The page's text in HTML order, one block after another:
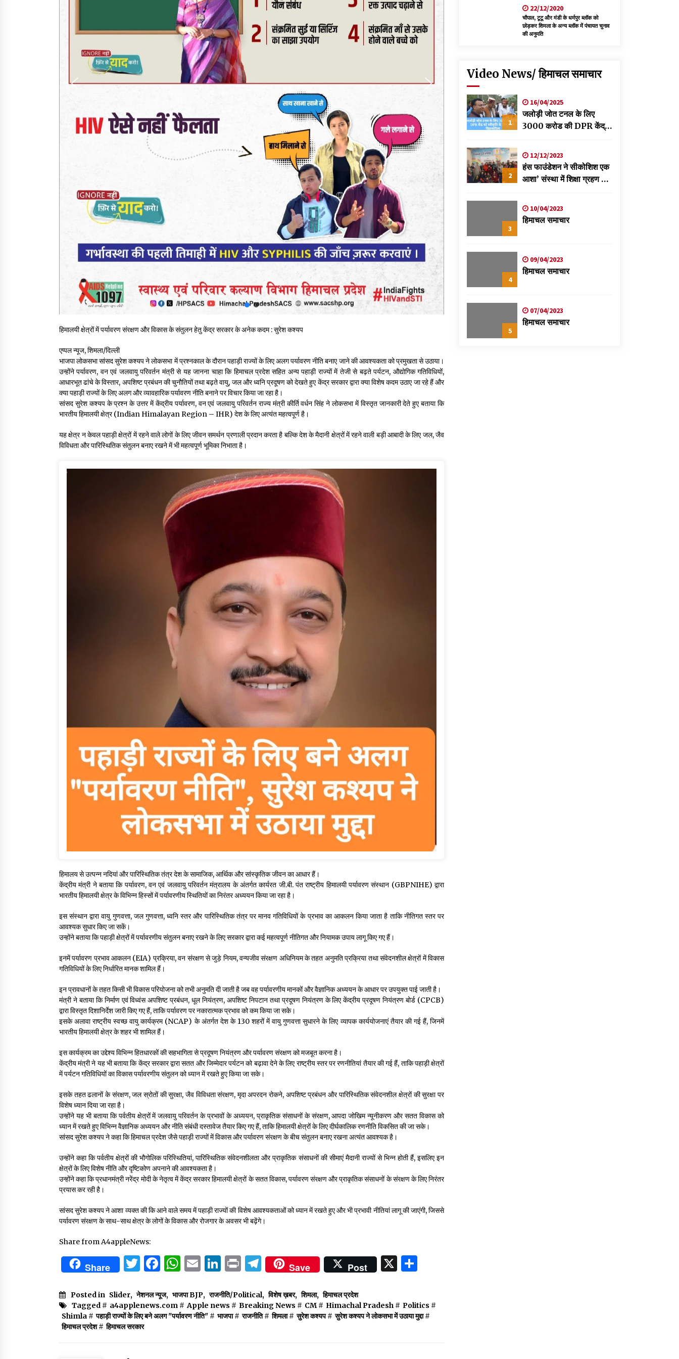
हिमालयी क्षेत्रों में पर्यावरण संरक्षण और विकास के संतुलन हेतु केंद्र सरकार के अनेक कदम : सुरेश कश्यप
एप्पल न्यूज, शिमला/दिल्ली
भाजपा लोकसभा सांसद सुरेश कश्यप ने लोकसभा में प्रश्नकाल के दौरान पहाड़ी राज्यों के लिए अलग पर्यावरण नीति बनाए जाने की आवश्यकता को प्रमुखता से उठाया।
उन्होंने पर्यावरण, वन एवं जलवायु परिवर्तन मंत्री से यह जानना चाहा कि हिमाचल प्रदेश सहित अन्य पहाड़ी राज्यों में तेजी से बढ़ते पर्यटन, औद्योगिक गतिविधियों,
आधारभूत ढांचे के विस्तार, अपशिष्ट प्रबंधन की चुनौतियों तथा बढ़ते वायु, जल और ध्वनि प्रदूषण को देखते हुए केंद्र सरकार द्वारा क्या विशेष कदम उठाए जा रहे हैं और
क्या पहाड़ी राज्यों के लिए अलग और व्यावहारिक पर्यावरण नीति बनाने पर विचार किया जा रहा है।
सांसद सुरेश कश्यप के प्रश्न के उत्तर में केंद्रीय पर्यावरण, वन एवं जलवायु परिवर्तन राज्य मंत्री कीर्ति वर्धन सिंह ने लोकसभा में विस्तृत जानकारी देते हुए बताया कि
भारतीय हिमालयी क्षेत्र (Indian Himalayan Region – IHR) देश के लिए अत्यंत महत्वपूर्ण है।
यह क्षेत्र न केवल पहाड़ी क्षेत्रों में रहने वाले लोगों के लिए जीवन समर्थन प्रणाली प्रदान करता है बल्कि देश के मैदानी क्षेत्रों में रहने वाली बड़ी आबादी के लिए जल, जैव
विविधता और पारिस्थितिक संतुलन बनाए रखने में भी महत्वपूर्ण भूमिका निभाता है।
हिमालय से उत्पन्न नदियां और पारिस्थितिक तंत्र देश के सामाजिक, आर्थिक और सांस्कृतिक जीवन का आधार हैं।
केंद्रीय मंत्री ने बताया कि पर्यावरण, वन एवं जलवायु परिवर्तन मंत्रालय के अंतर्गत कार्यरत जी.बी. पंत राष्ट्रीय हिमालयी पर्यावरण संस्थान (GBPNIHE) द्वारा
भारतीय हिमालयी क्षेत्र के विभिन्न हिस्सों में पर्यावरणीय स्थितियों का निरंतर अध्ययन किया जा रहा है।
इस संस्थान द्वारा वायु गुणवत्ता, जल गुणवत्ता, ध्वनि स्तर और पारिस्थितिक तंत्र पर मानव गतिविधियों के प्रभाव का आकलन किया जाता है ताकि नीतिगत स्तर पर
आवश्यक सुधार किए जा सकें।
उन्होंने बताया कि पहाड़ी क्षेत्रों में पर्यावरणीय संतुलन बनाए रखने के लिए सरकार द्वारा कई महत्वपूर्ण नीतिगत और नियामक उपाय लागू किए गए हैं।
इनमें पर्यावरण प्रभाव आकलन (EIA) प्रक्रिया, वन संरक्षण से जुड़े नियम, वन्यजीव संरक्षण अधिनियम के तहत अनुमति प्रक्रिया तथा संवेदनशील क्षेत्रों में विकास
गतिविधियों के लिए निर्धारित मानक शामिल हैं।
इन प्रावधानों के तहत किसी भी विकास परियोजना को तभी अनुमति दी जाती है जब वह पर्यावरणीय मानकों और वैज्ञानिक अध्ययन के आधार पर उपयुक्त पाई जाती है।
मंत्री ने बताया कि निर्माण एवं विध्वंस अपशिष्ट प्रबंधन, धूल नियंत्रण, अपशिष्ट निपटान तथा प्रदूषण नियंत्रण के लिए केंद्रीय प्रदूषण नियंत्रण बोर्ड (CPCB)
द्वारा विस्तृत दिशानिर्देश जारी किए गए हैं, ताकि पर्यावरण पर नकारात्मक प्रभाव को कम किया जा सके।
इसके अलावा राष्ट्रीय स्वच्छ वायु कार्यक्रम (NCAP) के अंतर्गत देश के 130 शहरों में वायु गुणवत्ता सुधारने के लिए व्यापक कार्ययोजनाएं तैयार की गई हैं, जिनमें
भारतीय हिमालयी क्षेत्र के शहर भी शामिल हैं।
इस कार्यक्रम का उद्देश्य विभिन्न हितधारकों की सहभागिता से प्रदूषण नियंत्रण और पर्यावरण संरक्षण को मजबूत करना है।
केंद्रीय मंत्री ने यह भी बताया कि केंद्र सरकार द्वारा सतत और जिम्मेदार पर्यटन को बढ़ावा देने के लिए राष्ट्रीय स्तर पर रणनीतियां तैयार की गई हैं, ताकि पहाड़ी क्षेत्रों
में पर्यटन गतिविधियों का विकास पर्यावरणीय संतुलन को ध्यान में रखते हुए किया जा सके।
इसके तहत ढलानों के संरक्षण, जल स्रोतों की सुरक्षा, जैव विविधता संरक्षण, मृदा अपरदन रोकने, अपशिष्ट प्रबंधन और पारिस्थितिक संवेदनशील क्षेत्रों की सुरक्षा पर
विशेष ध्यान दिया जा रहा है।
उन्होंने यह भी बताया कि पर्वतीय क्षेत्रों में जलवायु परिवर्तन के प्रभावों के अध्ययन, प्राकृतिक संसाधनों के संरक्षण, आपदा जोखिम न्यूनीकरण और सतत विकास को
ध्यान में रखते हुए विभिन्न वैज्ञानिक अध्ययन और नीति संबंधी दस्तावेज तैयार किए गए हैं, ताकि हिमालयी क्षेत्रों के लिए दीर्घकालिक रणनीति विकसित की जा सके।
सांसद सुरेश कश्यप ने कहा कि हिमाचल प्रदेश जैसे पहाड़ी राज्यों में विकास और पर्यावरण संरक्षण के बीच संतुलन बनाए रखना अत्यंत आवश्यक है।
उन्होंने कहा कि पर्वतीय क्षेत्रों की भौगोलिक परिस्थितियां, पारिस्थितिक संवेदनशीलता और प्राकृतिक संसाधनों की सीमाएं मैदानी राज्यों से भिन्न होती हैं, इसलिए इन
क्षेत्रों के लिए विशेष नीति और दृष्टिकोण अपनाने की आवश्यकता है।
उन्होंने कहा कि प्रधानमंत्री नरेंद्र मोदी के नेतृत्व में केंद्र सरकार हिमालयी क्षेत्रों के सतत विकास, पर्यावरण संरक्षण और प्राकृतिक संसाधनों के संरक्षण के लिए निरंतर
प्रयास कर रही है।
सांसद सुरेश कश्यप ने आशा व्यक्त की कि आने वाले समय में पहाड़ी राज्यों की विशेष आवश्यकताओं को ध्यान में रखते हुए और भी प्रभावी नीतियां लागू की जाएंगी, जिससे
पर्यावरण संरक्षण के साथ-साथ क्षेत्र के लोगों के विकास और रोजगार के अवसर भी बढ़ेंगे।
Share from A4appleNews:
Share Twitter
Facebook
WhatsApp
EmailLinkedIn
PrintTelegram
Save Post X
Posted in Slider, नेशनल न्यूज, भाजपा BJP, राजनीति/Political, विशेष ख़बर, शिमला, हिमाचल प्रदेश
Tagged # a4applenews.com # Apple news # Breaking News # CM# Himachal Pradesh # Politics #
Shimla # पहाड़ी राज्यों के लिए बने अलग "पर्यावरण नीति" # भाजपा# राजनीति# शिमला# सुरेश कश्यप# सुरेश कश्यप ने लोकसभा में उठाया मुद्दा#
हिमाचल प्रदेश# हिमाचल सरकार
22/12/2020
चौपाल, टूटू और मंडी के धर्मपुर ब्लॉक को
छोड़कर शिमला के अन्य ब्लॉक में पंचायत चुनाव
की अनुमति
Video News/ हिमाचल समाचार
1
16/04/2025
जलोड़ी जोत टनल के लिए
3000 करोड की DPR केंद्र
विक्रमादित्य
2
12/12/2023
हंस फाउंडेशन ने सीकोशिश एक
आशा’ संस्था में शिक्षा ग्रहण कर
स्वास्थ्य शिविर
3
10/04/2023
हिमाचल समाचार
4
09/04/2023
हिमाचल समाचार
5
07/04/2023
हिमाचल समाचार